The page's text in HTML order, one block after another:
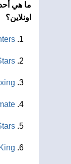
ما هي
اونلاين؟